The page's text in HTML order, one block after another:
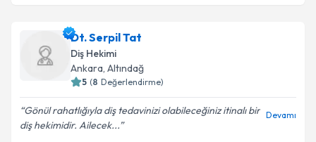
Dt. Serpil Tat
Diş Hekimi
Ankara, Altındağ
5 (8 Değerlendirme)
Gönül rahatlığıyla diş tedavinizi olabileceğiniz itinalı bir
diş hekimidir. Ailecek...
Devamı